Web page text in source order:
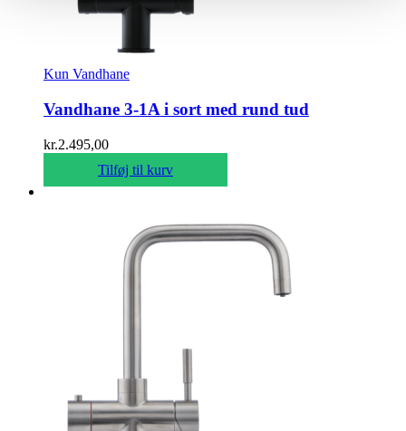
Kun Vandhane
Vandhane 3-1A i sort med rund tud
kr.2.495,00
Tilføj til kurv